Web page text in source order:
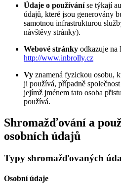
Údaje o používáníse týkají
údajů, které jsou generovány
samotnou infrastrukturou
návštěvy stránky).
Webové stránky odkazuje
http://www.inbrolly.cz
Vy znamená fyzickou osobu,
ji používá, případně
jejímž jménem tato osoba
používá.
Shromažďování a
osobních údajů
Typy shromažďovaných
Osobní údaje